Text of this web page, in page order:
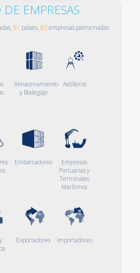
EMPRESAS
51 países, 83 empresas patrocinadas
Almacenamiento
y Bodegaje
Astilleros
Embarcadores
Empresas
Portuarias y
Terminales
Marítimos
Exportadores Importadores